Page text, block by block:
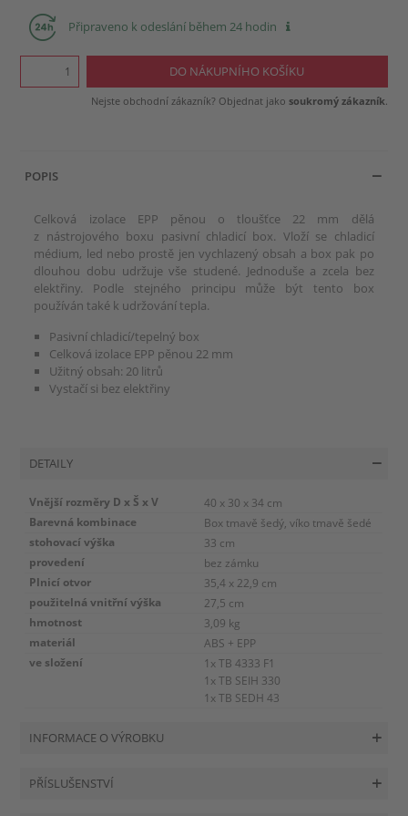
Připraveno k odeslání během 24 hodin
Nejste obchodní zákazník? Objednat jako soukromý zákazník
POPIS
Celková izolace EPP pěnou o tloušťce 22 mm dělá
z nástrojového boxu pasivní chladicí box. Vloží se chladicí
médium, led nebo prostě jen vychlazený obsah a box pak po
dlouhou dobu udržuje vše studené. Jednoduše a zcela bez
elektřiny. Podle stejného principu může být tento box
používán také k udržování tepla.
Pasivní chladicí/tepelný box
Celková izolace EPP pěnou 22 mm
Užitný obsah: 20 litrů
Vystačí si bez elektřiny
DETAILY
Vnější rozměry D x Š x V 40 x 30 x 34 cm
Barevná kombinace Box tmavě šedý, víko tmavě šedé
stohovací výška 33 cm
provedení bez zámku
Plnicí otvor 35,4 x 22,9 cm
použitelná vnitřní výška 27,5 cm
hmotnost 3,09 kg
materiál ABS + EPP
ve složení 1xTB 4333 F1
1xTB SEIH 330
1xTB SEDH 43
INFORMACE O VÝROBKU
PŘÍSLUŠENSTVÍ